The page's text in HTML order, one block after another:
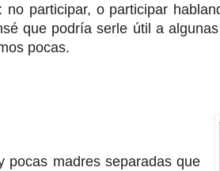
participar, o participar
que podría serle útil a
pocas.
pocas madres separadas que